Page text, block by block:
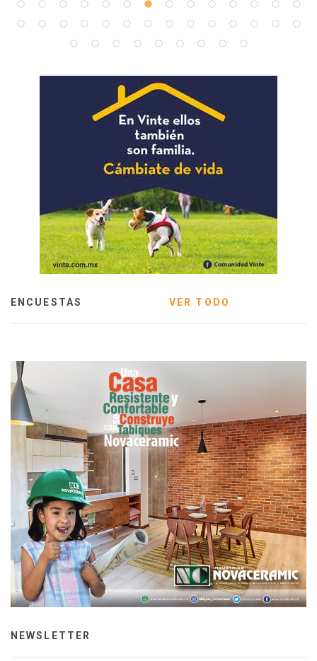
ENCUESTAS VER TODO
NEWSLETTER